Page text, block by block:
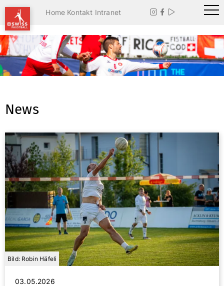
Home Kontakt Intranet   
News
Bild: Robin Häfeli
03.05.2026